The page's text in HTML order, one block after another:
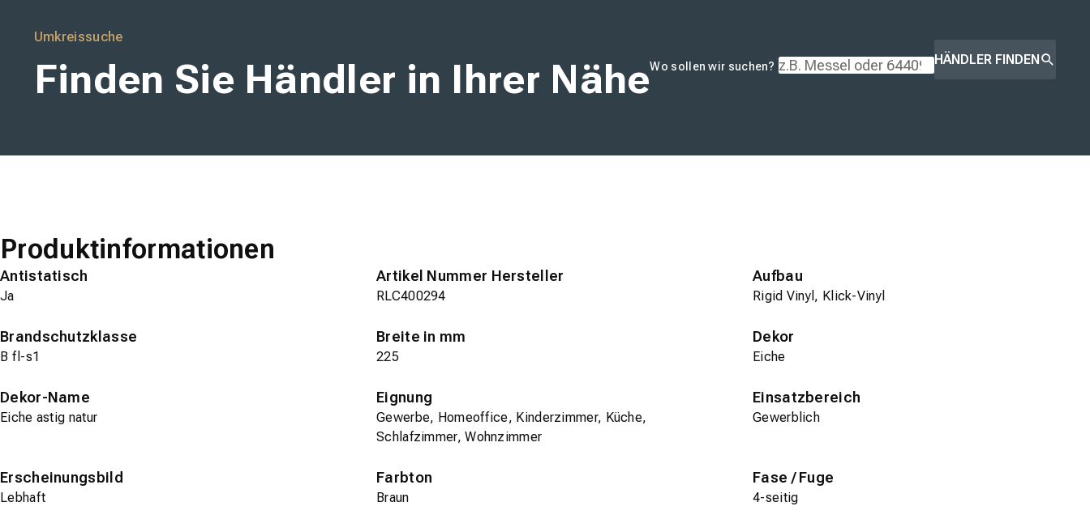
Umkreissuche
Finden Sie Händler in Ihrer NäheWo sollen wir suchen? HÄNDLER FINDEN
Produktinformationen
Antistatisch
Ja
Artikel Nummer Hersteller
RLC400294
Aufbau
Rigid Vinyl, Klick-Vinyl
Brandschutzklasse
B fl-s1
Breite in mm
225
Dekor
Eiche
Dekor-Name
Eiche astig natur
Eignung
Gewerbe, Homeoffice, Kinderzimmer, Küche,
Schlafzimmer, Wohnzimmer
Einsatzbereich
Gewerblich
Erscheinungsbild
Lebhaft
Farbton
Braun
Fase / Fuge
4-seitig